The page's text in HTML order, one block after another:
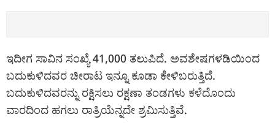
ಇದೀಗ ಸಾವಿನ ಸಂಖ್ಯೆ 41,000 ತಲುಪಿದೆ. ಅವಶೇಷಗಳಡಿಯಿಂದ
ಬದುಕುಳಿದವರ ಚೀರಾಟ ಇನ್ನೂ ಕೂಡಾ ಕೇಳಿಬರುತ್ತಿದೆ.
ಬದುಕುಳಿದವರನ್ನು ರಕ್ಷಿಸಲು ರಕ್ಷಣಾ ತಂಡಗಳು ಕಳೆದೊಂದು
ವಾರದಿಂದ ಹಗಲು ರಾತ್ರಿಯೆನ್ನದೇ ಶ್ರಮಿಸುತ್ತಿವೆ.